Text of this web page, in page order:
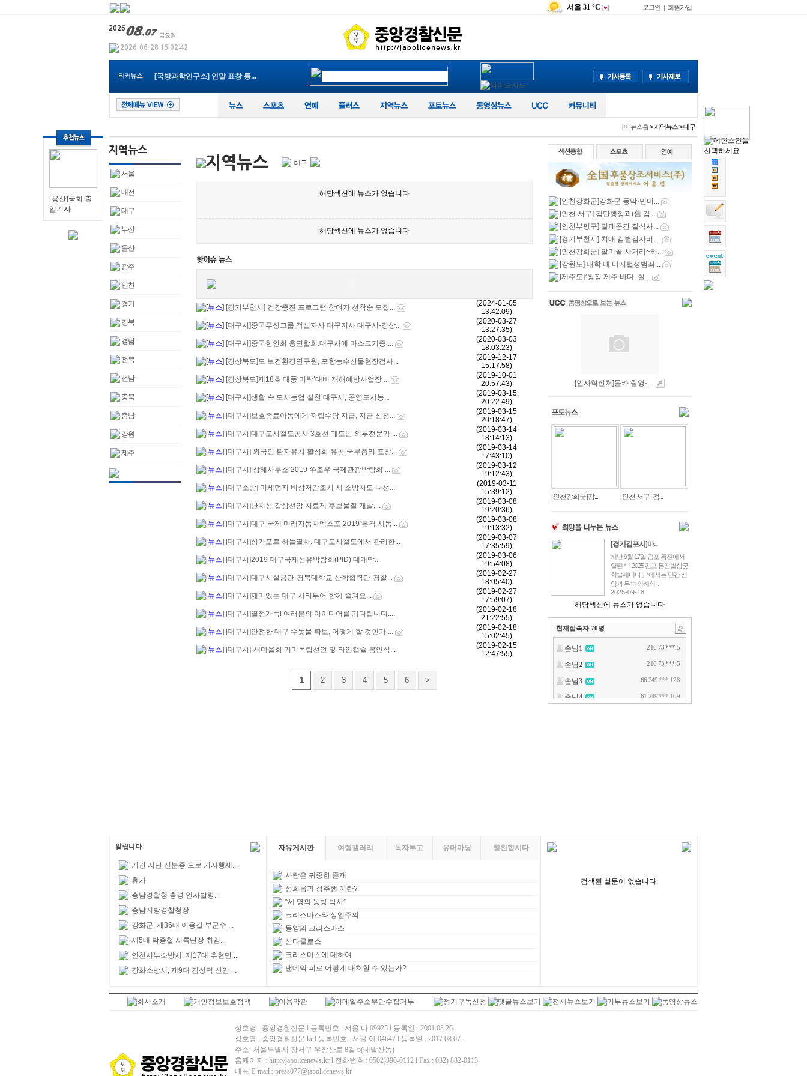
[용산]국회 출
입기자.
서울 31 °C 로그인 | 회원가입
티커뉴스
[충청남도]천안지역 럼피스킨 긴...
[국방과학연구소] 연말 표창 통...
[전북군산시]황철호 군산시부시...
[경상북도]경북도내, 코로나19 ...
[경기부천시]부천생활폐기물수집...
[경상북도]국제크루즈선 타고 포...
[충청남도]천안지역 럼피스킨 긴...
뉴스홈>지역뉴스>대구
서울
대전
대구
부산
울산
광주
인천
경기
경북
경남
전북
전남
충북
충남
강원
제주
대구
해당섹션에 뉴스가 없습니다
해당섹션에 뉴스가 없습니다
[뉴스] [경기부천시] 건강증진 프로그램 참여자 선착순 모집...
(2024-01-05
13:42:09)
[뉴스] [대구시]중국푸싱그룹.적십자사 대구지사 대구시-경상...
(2020-03-27
13:27:35)
[뉴스] [대구시]중국한인회 총연합회.대구시에 마스크기증....
(2020-03-03
18:03:23)
[뉴스] [경상북도]도 보건환경연구원, 포항농수산물현장검사...
(2019-12-17
15:17:58)
[뉴스] [경상북도]제18호 태풍‘미탁’대비 재해예방사업장 ...
(2019-10-01
20:57:43)
[뉴스] [대구시]생활 속 도시농업 실천’대구시, 공영도시농...
(2019-03-15
20:22:49)
[뉴스] [대구시]보호종료아동에게 자립수당 지급, 지금 신청...
(2019-03-15
20:18:47)
[뉴스] [대구시]대구도시철도공사 3호선 궤도빔 외부전문가 ...
(2019-03-14
18:14:13)
[뉴스] [대구시] 외국인 환자유치 활성화 유공 국무총리 표창...
(2019-03-14
17:43:10)
[뉴스] [대구시] 상해사무소‘2019 쑤조우 국제관광박람회’...
(2019-03-12
19:12:43)
[뉴스] [대구소방] 미세먼지 비상저감조치 시 소방차도 나선...
(2019-03-11
15:39:12)
[뉴스] [대구시]난치성 갑상선암 치료제 후보물질 개발,...
(2019-03-08
19:20:36)
[뉴스] [대구시]대구 국제 미래자동차엑스포 2019’본격 시동...
(2019-03-08
19:13:32)
[뉴스] [대구시]싱가포르 하늘열차, 대구도시철도에서 관리한...
(2019-03-07
17:35:59)
[뉴스] [대구시]2019 대구국제섬유박람회(PID) 대개막...
(2019-03-06
19:54:08)
[뉴스] [대구시]대구시설공단·경북대학교 산학협력단·경찰...
(2019-02-27
18:05:40)
[뉴스] [대구시]재미있는 대구 시티투어 함께 즐겨요...
(2019-02-27
17:59:07)
[뉴스] [대구시]열정가득! 여러분의 아이디어를 기다립니다....
(2019-02-18
21:22:55)
[뉴스] [대구시]안전한 대구 수돗물 확보, 어떻게 할 것인가....
(2019-02-18
15:02:45)
[뉴스] [대구시]·새마을회 기미독립선언 및 타임캡슐 봉인식...
(2019-02-15
12:47:55)
1 2 3 4 5 6 >
[인천강화군]강화군 동막·민머...
[인천 서구] 검단행정과(舊 검...
[인천부평구] 밀폐공간 질식사...
[경기부천시] 치매 감별검사비 ...
[인천강화군] 알미골 사거리~하...
[강원도] 대학 내 디지털성범죄...
[제주도]“청정 제주 바다, 실...
[인사혁신처]몰카 촬영·...
[인천강화군]강... [인천 서구] 검...
[경기김포시]마...
지난 9월 17일 김포 통진에서
열린 *「2025 김포 통진별상굿
학술세미나」*에서는 민간 신
앙과 무속 의례의...
2025-09-18
해당섹션에 뉴스가 없습니다
현재접속자 70명
기간 지난 신분증 으로 기자행세...
휴가
충남경찰청 총경 인사발령...
충남지방경찰청장
강화군, 제36대 이응길 부군수 ...
제5대 박종철 서특단장 취임...
인천서부소방서, 제17대 추현만 ...
강화소방서, 제9대 김성덕 신임 ...
자유게시판 여행갤러리 독자투고 유머마당 칭찬합시다
사람은 귀중한 존재
성희롱과 성추행 이란?
“세 명의 동방 박사”
크리스마스와 상업주의
동양의 크리스마스
산타클로스
크리스마스에 대하여
팬데믹 피로 어떻게 대처할 수 있는가?
검색된 설문이 없습니다.
상호명 : 중앙경찰신문 l 등록번호 : 서울 다 09925 l 등록일 : 2001.03.26.
상호명 : 중앙경찰신문.kr l 등록번호 : 서울 아 04647 l 등록일 : 2017.08.07.
주소: 서울특별시 강서구 우장산로 8길 6(내발산동)
홈페이지 : http://japolicenews.kr l 전화번호 : 0502)390-0112 l Fax : 032) 882-0113
대표 E-mail : press077@japolicenews.kr